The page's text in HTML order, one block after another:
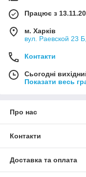
Працює з
м. Харків
вул. Раевской 23
Контакти
Сьогодні
Показати весь
Про нас
Контакти
Доставка та оплата